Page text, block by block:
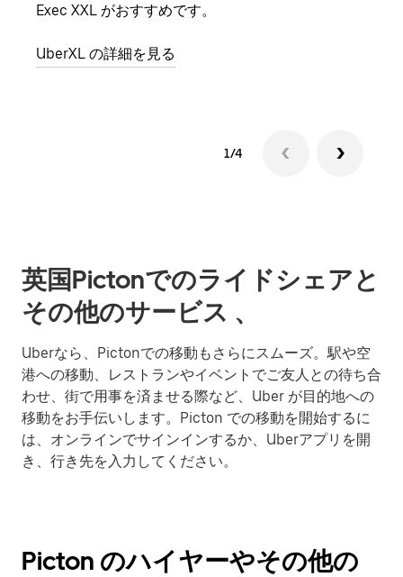
Exec XXL がおすすめです。
UberXL の詳細を見る
1/4
英国Pictonでのライドシェアと
その他のサービス 、
Uberなら、Pictonでの移動もさらにスムーズ。駅や空
港への移動、レストランやイベントでご友人との待ち合
わせ、街で用事を済ませる際など、Uber が目的地への
移動をお手伝いします。Picton での移動を開始するに
は、オンラインでサインインするか、Uberアプリを開
き、行き先を入力してください。
Picton のハイヤーやその他の